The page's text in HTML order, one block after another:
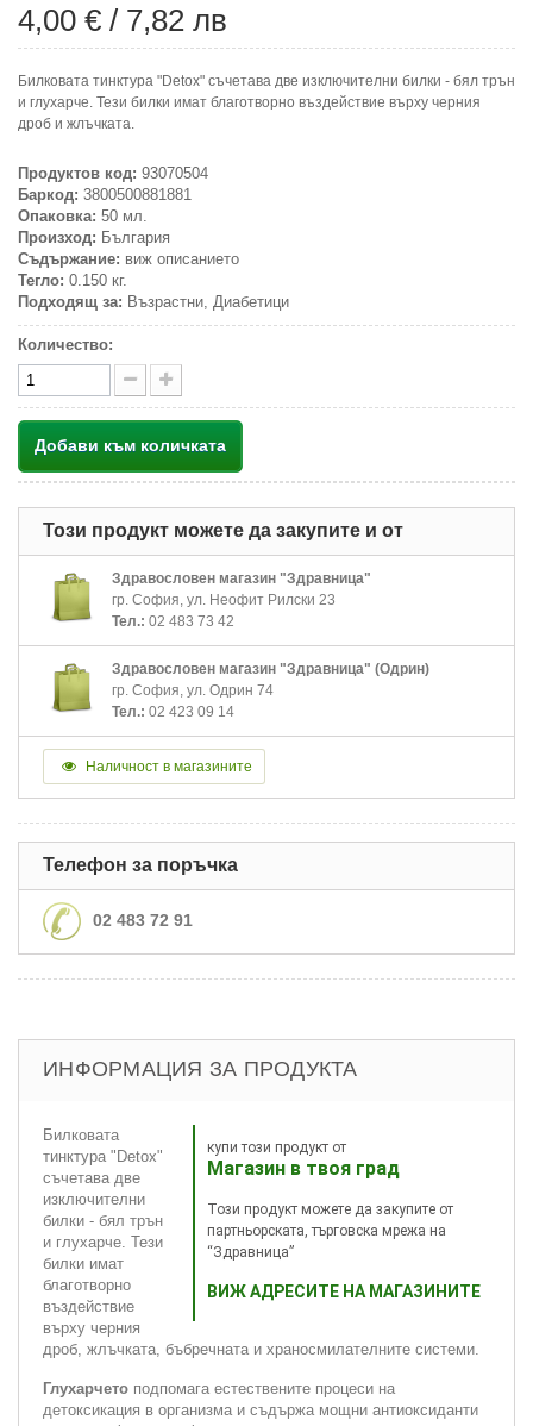
4,00 € / 7,82 лв
Билковата тинктура "Detox" съчетава две изключителни билки - бял трън
и глухарче. Тези билки имат благотворно въздействие върху черния
дроб и жлъчката.
Продуктов код: 93070504
Баркод: 3800500881881
Опаковка: 50 мл.
Произход: България
Съдържание: виж описанието
Тегло: 0.150 кг.
Подходящ за: Възрастни, Диабетици
Количество:
Добави към количката
Този продукт можете да закупите и от
Здравословен магазин "Здравница"
гр. София, ул. Неофит Рилски 23
Тел.: 02 483 73 42
Здравословен магазин "Здравница" (Одрин)
гр. София, ул. Одрин 74
Тел.: 02 423 09 14
Наличност в магазините
Телефон за поръчка
02 483 72 91
ИНФОРМАЦИЯ ЗА ПРОДУКТА
купи този продукт от
Магазин в твоя град
Този продукт можете да закупите от
партньорската, търговска мрежа на
“Здравница”
ВИЖ АДРЕСИТЕ НА МАГАЗИНИТЕ
Билковата
тинктура "Detox"
съчетава две
изключителни
билки - бял трън
и глухарче. Тези
билки имат
благотворно
въздействие
върху черния
дроб, жлъчката, бъбречната и храносмилателните системи.
Глухарчето подпомага естествените процеси на
детоксикация в организма и съдържа мощни антиоксиданти